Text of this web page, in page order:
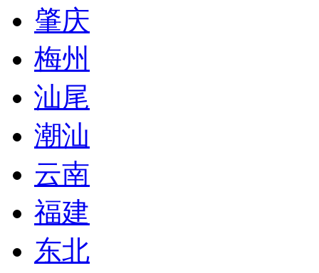
肇庆
梅州
汕尾
潮汕
云南
福建
东北